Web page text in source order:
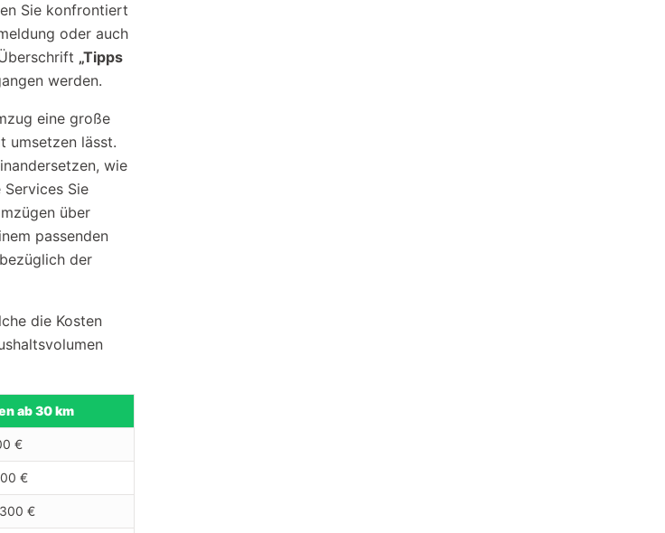
Sie konfrontiert
oder auch
„Tipps
werden.
eine große
umsetzen lässt.
wie
Sie
über
passenden
der
die Kosten
ab 30 km
€
€
€